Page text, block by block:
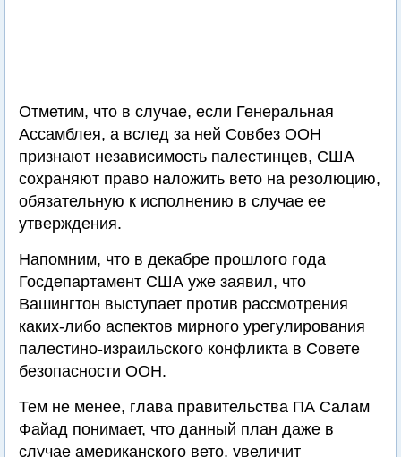
Отметим, что в случае, если Генеральная
Ассамблея, а вслед за ней Совбез ООН
признают независимость палестинцев, США
сохраняют право наложить вето на резолюцию,
обязательную к исполнению в случае ее
утверждения.
Напомним, что в декабре прошлого года
Госдепартамент США уже заявил, что
Вашингтон выступает против рассмотрения
каких-либо аспектов мирного урегулирования
палестино-израильского конфликта в Совете
безопасности ООН.
Тем не менее, глава правительства ПА Салам
Файад понимает, что данный план даже в
случае американского вето, увеличит